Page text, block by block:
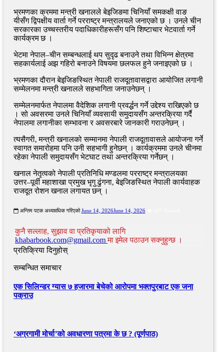
भ्रमणका क्रममा मन्त्री खनालले बेइजिङमा चिनियाँ समकक्षी वाङ
यीसँग द्विपक्षीय वार्ता गर्ने परराष्ट्र मन्त्रालयले जनाएको छ । उनले चीन
सरकारका उच्चस्तरीय पदाधिकारीहरूसँग पनि शिष्टाचार भेटवार्ता गर्ने
कार्यक्रम छ ।
भेटमा नेपाल–चीन सम्बन्धलाई थप सुदृढ बनाउने तथा विभिन्न क्षेत्रमा
सहकार्यलाई अझ गहिरो बनाउने विषयमा छलफल हुने जनाइएको छ ।
भ्रमणका दौरान बेइजिङस्थित नेपाली राजदूतावासद्वारा आयोजित लगानी
सम्मेलनमा मन्त्री खनालले सहभागिता जनाउनेछन् ।
सम्मेलनमार्फत नेपालमा वैदेशिक लगानी प्रवर्द्धन गर्ने उद्देश्य राखिएको छ
। सो अवसरमा उनले चिनियाँ व्यवसायी समुदायसँग अन्तरक्रिया गर्दै
नेपालमा लगानीका सम्भावना र अवसरबारे जानकारी गराउनेछन् ।
त्यसैगरी, मन्त्री खनालको सम्मानमा नेपाली राजदूतावासले आयोजना गर्ने
स्वागत समारोहमा पनि उनी सहभागी हुनेछन् । कार्यक्रममा उनले चीनमा
रहेका नेपाली समुदायसँग भेटघाट तथा अन्तरक्रिया गर्नेछन् ।
खनाल नेतृत्वको नेपाली प्रतिनिधि मण्डलमा परराष्ट्र मन्त्रालयका
उत्तर–पूर्वी महाशाखा प्रमुख भृगु ढुंगना, बेइजिङस्थित नेपाली कार्यवाहक
राजदूत रोशन खनाल लगायत छन् ।
अन्तिम पटक अध्यावधिक गरिएको June 14, 2026June 14, 2026
कुनै सल्लाह, सुझाव वा प्रतिकृयाको लागि
khabarbook.com@gmail.comमा इमेल पठाउन सक्नुहुन्छ ।
प्रतिक्रिया दिनुहोस्
सम्बन्धित समाचार
एक सिलिन्डर ग्यास ७ हजारमा बेचेको आरोपमा भक्तपुरबाट एक जना
पक्राउ
‘अग्रगामी मोर्चा’को अवधारणा पत्रमा के छ ? (पूर्णपाठ)